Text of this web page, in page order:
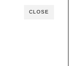
CLOSE